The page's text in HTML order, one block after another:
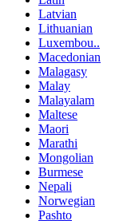
Latvian
Lithuanian
Luxembou..
Macedonian
Malagasy
Malay
Malayalam
Maltese
Maori
Marathi
Mongolian
Burmese
Nepali
Norwegian
Pashto